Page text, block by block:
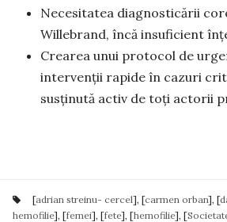
Necesitatea diagnosticării
Willebrand, încă insuficient
Crearea unui protocol de
intervenții rapide în cazuri
susținută activ de toți actorii
[adrian streinu- cercel], [carmen orban], [
hemofilie], [femei], [fete], [hemofilie], [